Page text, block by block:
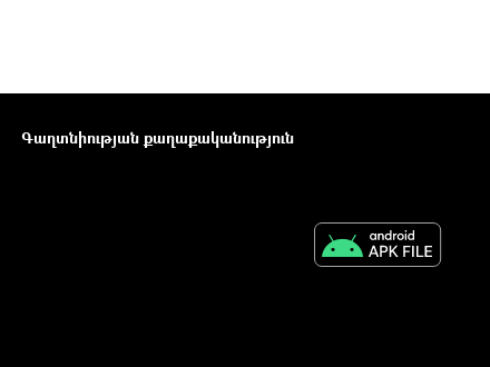
Գաղտնիության քաղաքականություն